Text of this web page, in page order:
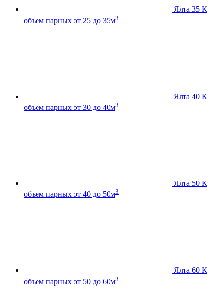
Ялта 35 К
объем парных от 25 до 35м3
Ялта 40 К
объем парных от 30 до 40м3
Ялта 50 К
объем парных от 40 до 50м3
Ялта 60 К
объем парных от 50 до 60м3